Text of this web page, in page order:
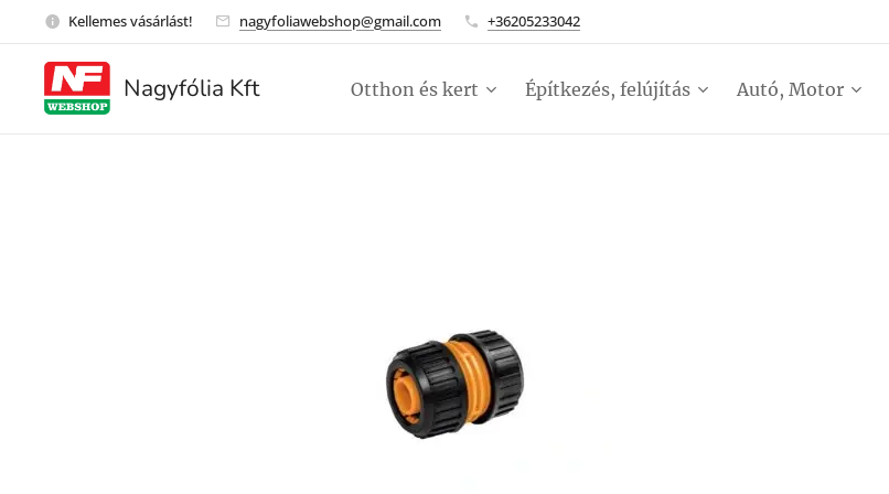
Kellemes vásárlást! nagyfoliawebshop@gmail.com +36205233042
Nagyfólia Kft Otthon és kert Építkezés, felújítás Autó, Motor